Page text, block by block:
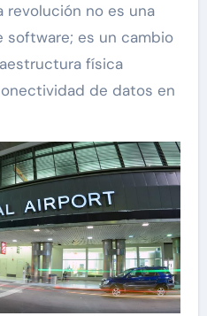
revolución no es una
software; es un cambio
física
de datos en